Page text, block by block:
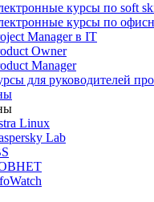
курсы по soft
курсы по
Manager в IT
Owner
Manager
для руководителей
Linux
Lab